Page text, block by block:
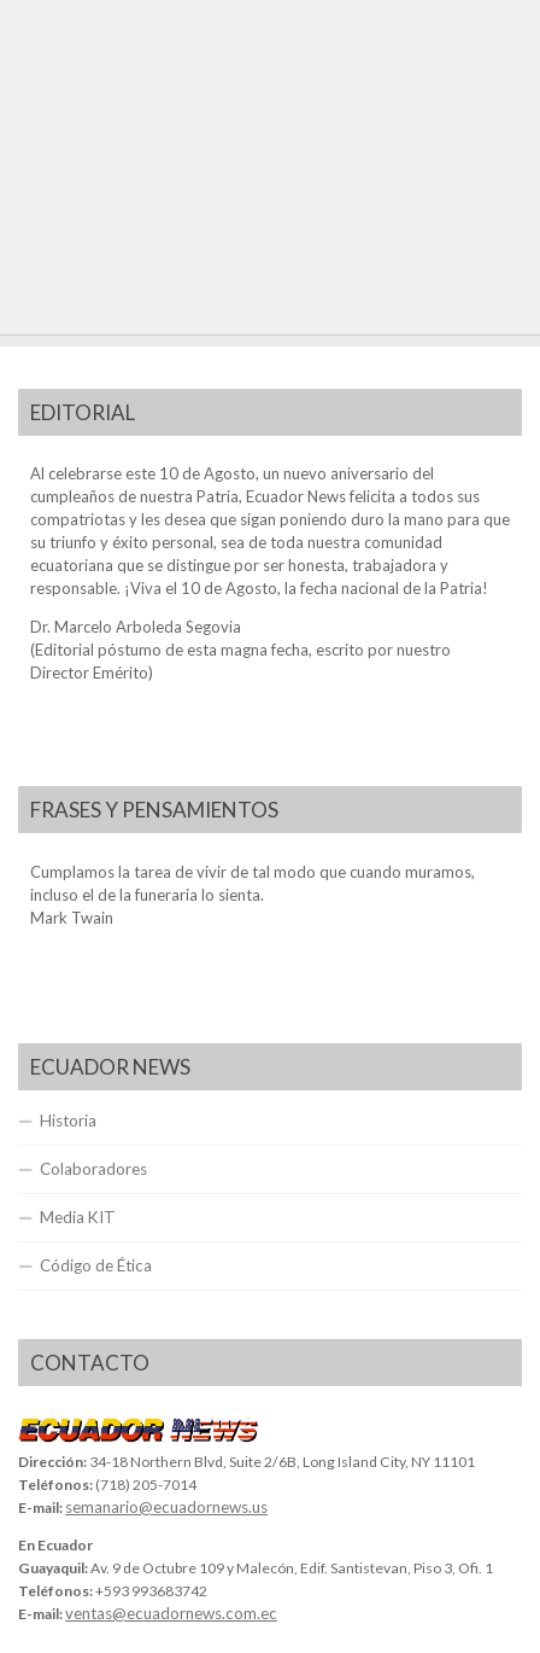
EDITORIAL
Al celebrarse este 10 de Agosto, un nuevo aniversario del
cumpleaños de nuestra Patria, Ecuador News felicita a todos sus
compatriotas y les desea que sigan poniendo duro la mano para que
su triunfo y éxito personal, sea de toda nuestra comunidad
ecuatoriana que se distingue por ser honesta, trabajadora y
responsable. ¡Viva el 10 de Agosto, la fecha nacional de la Patria!
Dr. Marcelo Arboleda Segovia
(Editorial póstumo de esta magna fecha, escrito por nuestro
Director Emérito)
FRASES Y PENSAMIENTOS
Cumplamos la tarea de vivir de tal modo que cuando muramos,
incluso el de la funeraria lo sienta.
Mark Twain
ECUADOR NEWS
Historia
Colaboradores
Media KIT
Código de Ética
CONTACTO
Dirección: 34-18 Northern Blvd, Suite 2/6B, Long Island City, NY 11101
Teléfonos: (718) 205-7014
E-mail: semanario@ecuadornews.us
En Ecuador
Guayaquil:Av. 9 de Octubre 109 y Malecón, Edif. Santistevan, Piso 3, Ofi. 1
Teléfonos:+593 993683742
E-mail:ventas@ecuadornews.com.ec